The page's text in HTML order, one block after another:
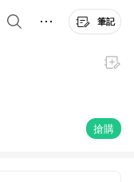
筆記
搶購